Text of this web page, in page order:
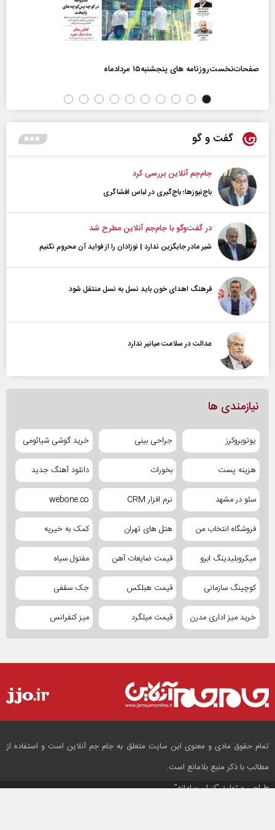
صفحات‌نخست‌روزنامه ها‌ی پنجشنبه‌۱۵ مردادماه
گفت و گو
جام‌جم آنلاین بررسی کرد
باج‌نیوزها؛ باج‌گیری در لباس افشاگری
در گفت‌و‌گو با جام‌جم آنلاین مطرح شد
شیر مادر جایگزین ندارد | نوزادان را از فواید آن محروم نکنیم
فرهنگ اهدای خون باید نسل به نسل منتقل شود
عدالت در سلامت میانبر ندارد
نیازمندی ها
یوتوبروکرز جراحی بینی خرید گوشی شیائومی
هزینه پست بخورات دانلود آهنگ جدید
سئو در مشهد نرم افزار CRM webone.co
فروشگاه انتخاب من هتل های تهران کمک به خیریه
میکروبلیدینگ ابرو قیمت ضایعات آهن مفتول سیاه
کوچینگ سازمانی قیمت هبلکس جک سقفی
خرید میز اداری مدرن قیمت میلگرد میز کنفرانس
تمام حقوق مادی و معنوی این سایت متعلق به جام جم آنلاین است و استفاده از
مطالب با ذکر منبع بلامانع است.
طراحی و تولید"ایران سامانه"